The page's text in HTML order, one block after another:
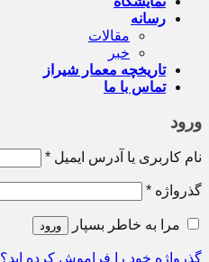
رسانه
مقالات
خبر
تاریخچه معمار‌‌ شیراز
تماس با ما
ورود
نام کاربری یا آدرس ایمیل *
گذرواژه *
مرا به خاطر بسپار ورود
گذرواژه خود را فراموش کرده اید؟